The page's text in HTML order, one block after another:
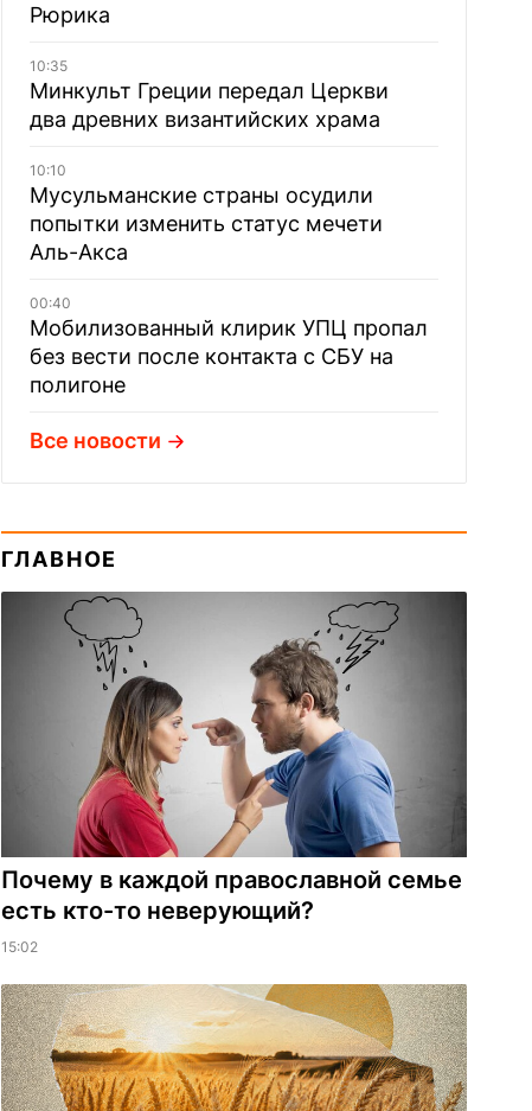
Рюрика
10:35
Минкульт Греции передал Церкви
два древних византийских храма
10:10
Мусульманские страны осудили
попытки изменить статус мечети
Аль-Акса
00:40
Мобилизованный клирик УПЦ пропал
без вести после контакта с СБУ на
полигоне
Все новости
ГЛАВНОЕ
Почему в каждой православной семье
есть кто-то неверующий?
15:02